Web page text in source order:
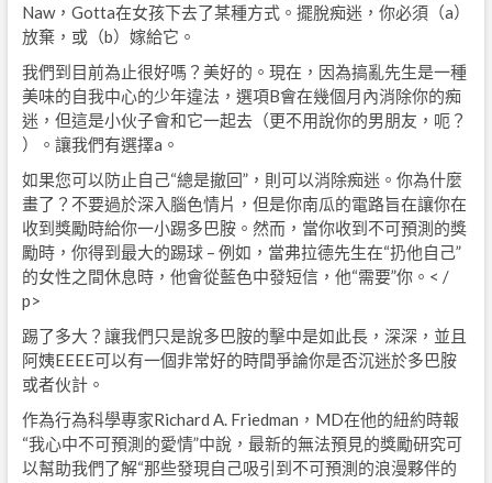
Naw，Gotta在女孩下去了某種方式。擺脫痴迷，你必須（a）
放棄，或（b）嫁給它。
我們到目前為止很好嗎？美好的。現在，因為搞亂先生是一種
美味的自我中心的少年違法，選項B會在幾個月內消除你的痴
迷，但這是小伙子會和它一起去（更不用說你的男朋友，呃？
）。讓我們有選擇a。
如果您可以防止自己“總是撤回”，則可以消除痴迷。你為什麼
畫了？不要過於深入腦色情片，但是你南瓜的電路旨在讓你在
收到獎勵時給你一小踢多巴胺。然而，當你收到不可預測的獎
勵時，你得到最大的踢球 – 例如，當弗拉德先生在“扔他自己”
的女性之間休息時，他會從藍色中發短信，他“需要”你。< /
p>
踢了多大？讓我們只是說多巴胺的擊中是如此長，深深，並且
阿姨EEEE可以有一個非常好的時間爭論你是否沉迷於多巴胺
或者伙計。
作為行為科學專家Richard A. Friedman，MD在他的紐約時報
“我心中不可預測的愛情”中說，最新的無法預見的獎勵研究可
以幫助我們了解“那些發現自己吸引到不可預測的浪漫夥伴的